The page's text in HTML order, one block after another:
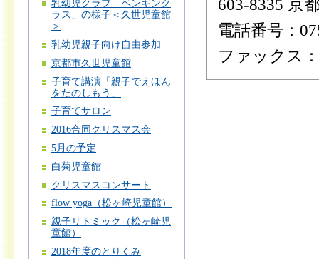
乳幼児クラブ「ペンギンク
ラス」の様子＜久世児童館
＞
乳幼児親子向け自由参加
京都市久世児童館
子育て講演「親子でえほん
をたのしもう」
子育てサロン
2016合同クリスマス会
5月の予定
白菊児童館
クリスマスコンサート
flow yoga（松ヶ崎児童館）
親子リトミック（松ヶ崎児
童館）
2018年度のとりくみ
603-8335 京
電話番号：
ファックス